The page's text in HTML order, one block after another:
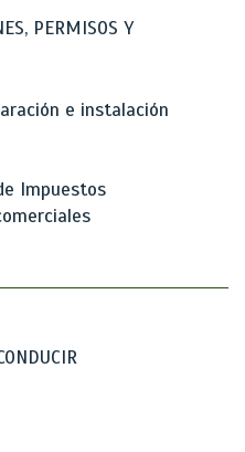
PERMISOS Y
e instalación
Impuestos